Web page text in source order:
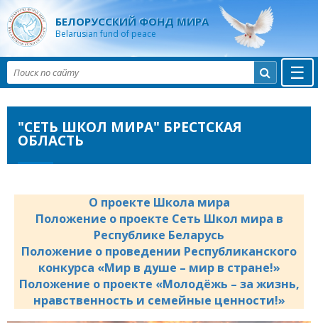
БЕЛОРУССКИЙ ФОНД МИРА
Belarusian fund of peace
☰

"СЕТЬ ШКОЛ МИРА" БРЕСТСКАЯ
ОБЛАСТЬ
О проекте Школа мира
Положение о проекте Сеть Школ мира в
Республике Беларусь
Положение о проведении Республиканского
конкурса «Мир в душе – мир в стране!»
Положение о проекте «Молодёжь – за жизнь,
нравственность и семейные ценности!»